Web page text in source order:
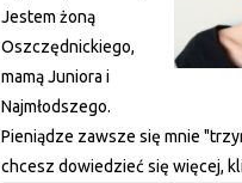
Jestem żoną
Oszczędnickiego,
mamą Juniora i
Najmłodszego.
Pieniądze zawsze się mnie
chcesz dowiedzieć się więcej,